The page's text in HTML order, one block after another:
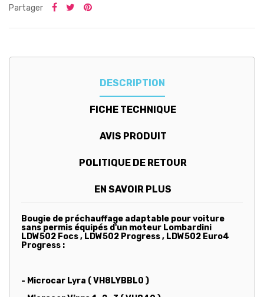
Partager
DESCRIPTION
FICHE TECHNIQUE
AVIS PRODUIT
POLITIQUE DE RETOUR
EN SAVOIR PLUS
Bougie de préchauffage adaptable pour voiture
sans permis équipés d'un moteur Lombardini
LDW502 Focs , LDW502 Progress , LDW502 Euro4
Progress :
- Microcar Lyra ( VH8LYBBL0 )